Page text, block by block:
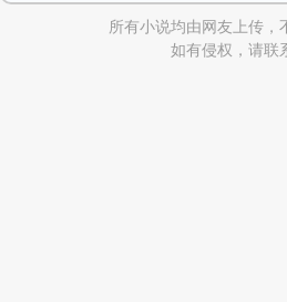
所有小说均由网友上传，
如有侵权，请联